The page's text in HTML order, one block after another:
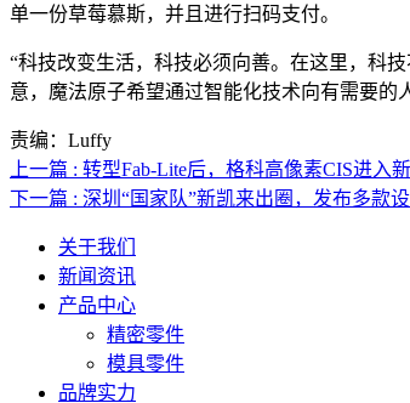
单一份草莓慕斯，并且进行扫码支付。
“科技改变生活，科技必须向善。在这里，科
意，魔法原子希望通过智能化技术向有需要的
责编：Luffy
上一篇 : 转型Fab-Lite后，格科高像素CIS进入
下一篇 : 深圳“国家队”新凯来出圈，发布多款
关于我们
新闻资讯
产品中心
精密零件
模具零件
品牌实力